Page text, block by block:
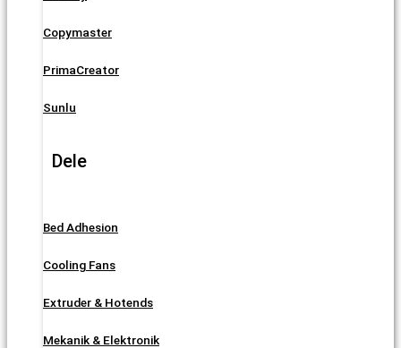
Copymaster
PrimaCreator
Sunlu
Dele
Bed Adhesion
Cooling Fans
Extruder & Hotends
Mekanik & Elektronik